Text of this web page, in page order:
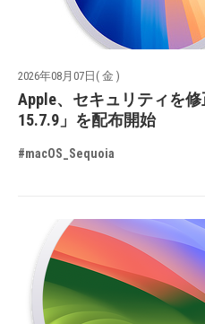
2026年08月07日( 金 )
Apple、セキュリティを修
15.7.9」を配布開始
#macOS_Sequoia